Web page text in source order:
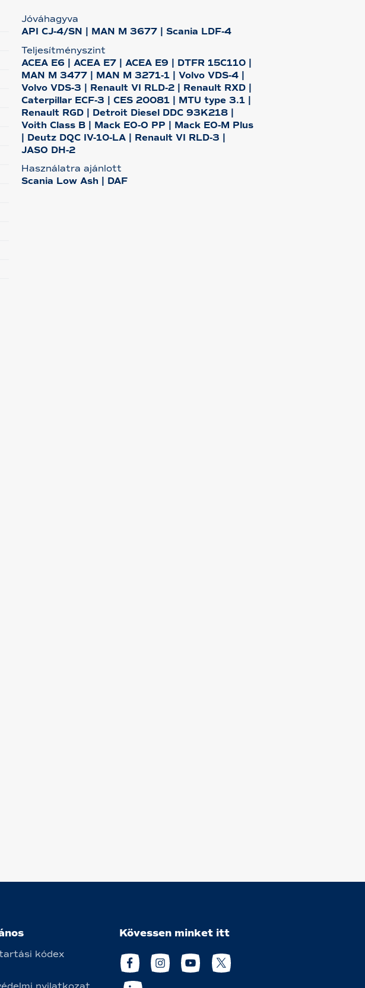
Jóváhagyva
API CJ-4/SN | MAN M 3677 | Scania LDF-4
Teljesítményszint
ACEA E6 | ACEA E7 | ACEA E9 | DTFR 15C110 |
MAN M 3477 | MAN M 3271-1 | Volvo VDS-4 |
Volvo VDS-3 | Renault VI RLD-2 | Renault RXD |
Caterpillar ECF-3 | CES 20081 | MTU type 3.1 |
Renault RGD | Detroit Diesel DDC 93K218 |
Voith Class B | Mack EO-O PP | Mack EO-M Plus
| Deutz DQC IV-10-LA | Renault VI RLD-3 |
JASO DH-2
Használatra ajánlott
Scania Low Ash | DAF
kódex
Kövessen minket itt